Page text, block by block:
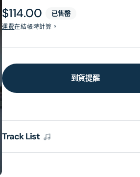
原
價
$114.00 已售罄
運費在結帳時計算。
到貨提醒
Track List